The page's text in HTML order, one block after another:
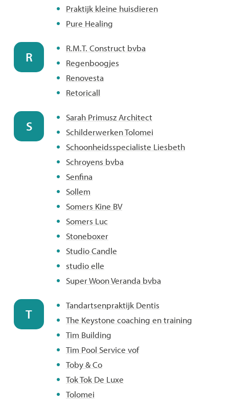
Praktijk kleine huisdieren
Pure Healing
R
R.M.T. Construct bvba
Regenboogjes
Renovesta
Retoricall
S
Sarah Primusz Architect
Schilderwerken Tolomei
Schoonheidsspecialiste Liesbeth
Schroyens bvba
Senfina
Sollem
Somers Kine BV
Somers Luc
Stoneboxer
Studio Candle
studio elle
Super Woon Veranda bvba
T
Tandartsenpraktijk Dentis
The Keystone coaching en training
Tim Building
Tim Pool Service vof
Toby & Co
Tok Tok De Luxe
Tolomei